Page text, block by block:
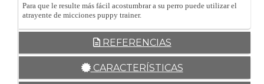
Para que le resulte más fácil acostumbrar a su perro puede utilizar el
atrayente de micciones puppy trainer.
REFERENCIAS
CARACTERÍSTICAS